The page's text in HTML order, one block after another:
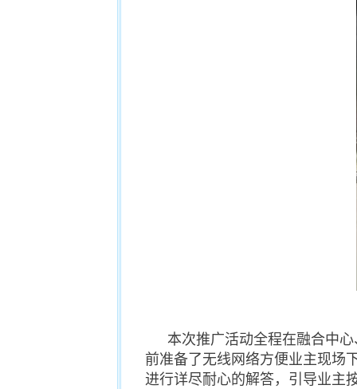
本次推广活动全程在融合中
前准备了无线网络方便业主现场
进行详尽耐心的解答，引导业主